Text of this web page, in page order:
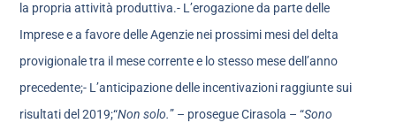
la propria attività produttiva.- L’erogazione da parte delle
Imprese e a favore delle Agenzie nei prossimi mesi del delta
provigionale tra il mese corrente e lo stesso mese dell’anno
precedente;- L’anticipazione delle incentivazioni raggiunte sui
risultati del 2019;“Non solo.” – prosegue Cirasola – “Sono